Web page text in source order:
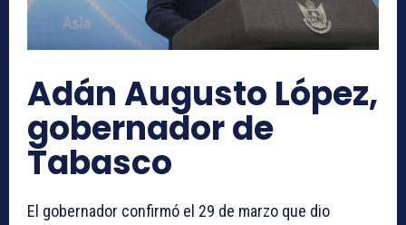
Adán Augusto López,
gobernador de
Tabasco
El gobernador confirmó el 29 de marzo que dio